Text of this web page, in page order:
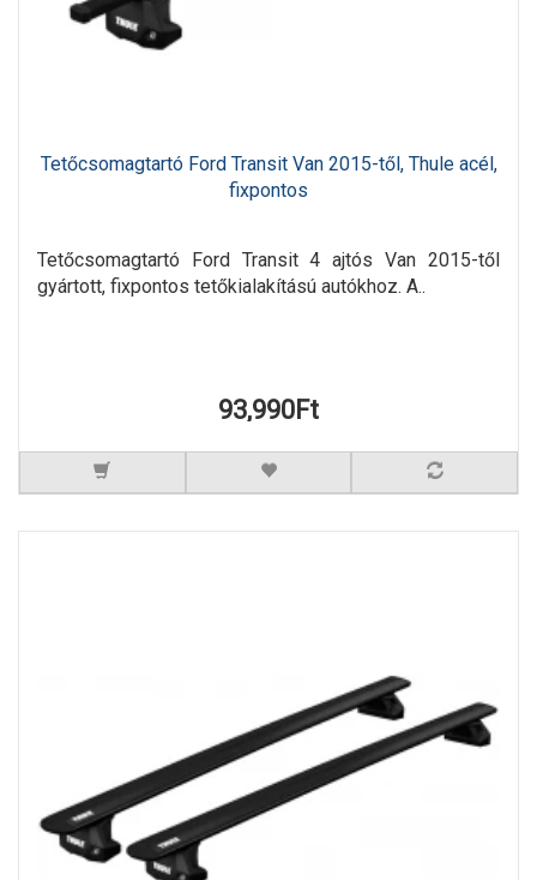
Tetőcsomagtartó Ford Transit Van 2015-től, Thule acél,
fixpontos
Tetőcsomagtartó Ford Transit 4 ajtós Van 2015-től
gyártott, fixpontos tetőkialakítású autókhoz. A..
93,990Ft